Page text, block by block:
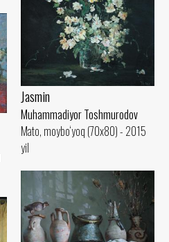
Jasmin
Muhammadiyor Toshmurodov
Mato, moybo‘yoq (70x80) - 2015
yil